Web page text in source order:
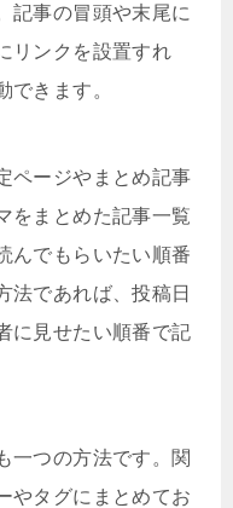
記事の冒頭や末尾に
リンクを設置すれ
できます。
ページやまとめ記事
をまとめた記事一覧
んでもらいたい順番
法であれば、投稿日
に見せたい順番で記
一つの方法です。関
やタグにまとめてお